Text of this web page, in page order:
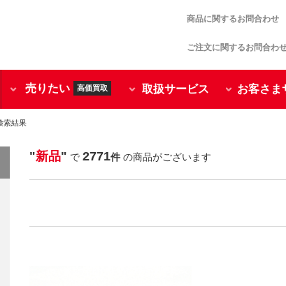
商品に関するお問合わせ
ご注文に関するお問合わ
売りたい 高価買取 取扱サービス お客さま
索結果
"新品" で 2771件の商品がございます